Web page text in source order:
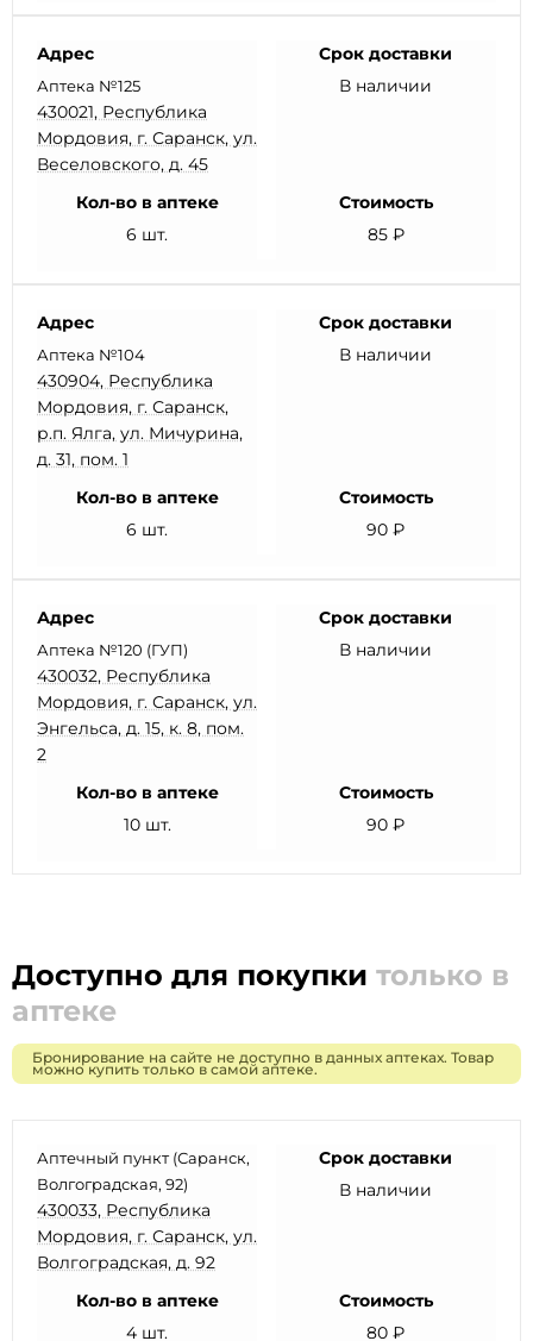
Адрес
Аптека №125
430021, Республика
Мордовия, г. Саранск, ул.
Веселовского, д. 45
Срок доставки
В наличии
Кол-во в аптеке
6 шт.
Стоимость
85 ₽
Адрес
Аптека №104
430904, Республика
Мордовия, г. Саранск,
р.п. Ялга, ул. Мичурина,
д. 31, пом. 1
Срок доставки
В наличии
Кол-во в аптеке
6 шт.
Стоимость
90 ₽
Адрес
Аптека №120 (ГУП)
430032, Республика
Мордовия, г. Саранск, ул.
Энгельса, д. 15, к. 8, пом.
2
Срок доставки
В наличии
Кол-во в аптеке
10 шт.
Стоимость
90 ₽
Доступно для покупки только в
аптеке
Бронирование на сайте не доступно в данных аптеках. Товар
можно купить только в самой аптеке.
Аптечный пункт (Саранск,
Волгоградская, 92)
430033, Республика
Мордовия, г. Саранск, ул.
Волгоградская, д. 92
Срок доставки
В наличии
Кол-во в аптеке
4 шт.
Стоимость
80 ₽